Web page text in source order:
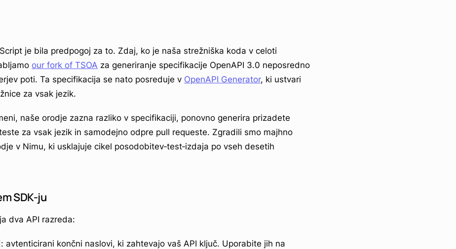
je bila predpogoj za to. Zdaj, ko je naša strežniška koda v celoti
our fork of TSOA za generiranje specifikacije OpenAPI 3.0 neposredno
poti. Ta specifikacija se nato posreduje v OpenAPI Generator, ki ustvari
za vsak jezik.
naše orodje zazna razliko v specifikaciji, ponovno generira prizadete
za vsak jezik in samodejno odpre pull requeste. Zgradili smo majhno
v Nimu, ki usklajuje cikel posodobitev‑test‑izdaja po vseh desetih
SDK-ju
dva API razreda:
: avtenticirani končni naslovi, ki zahtevajo vaš API ključ. Uporabite jih na